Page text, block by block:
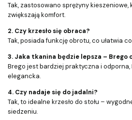
Tak, zastosowano sprężyny
zwiększają komfort.
2. Czy krzesło się obraca?
Tak, posiada funkcję obrotu, co ułatwia
3. Jaka tkanina będzie lepsza – Brego
Brego jest bardziej praktyczna i odporna,
elegancka.
4. Czy nadaje się do jadalni?
Tak, to idealne krzesło do stołu –
siedzeniu.